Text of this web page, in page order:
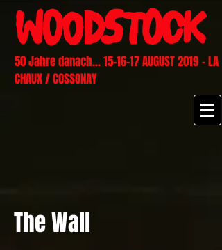
50 Jahre danach... 15-16-17 AUGUST 2019 - LA
CHAUX / COSSONAY
The Wall